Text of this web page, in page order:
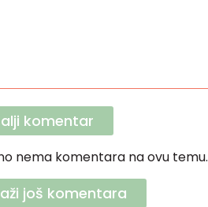
nema komentara na ovu temu.
još komentara